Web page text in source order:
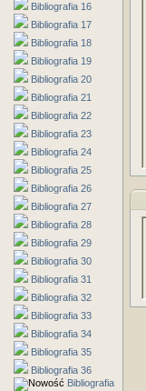
Bibliografia 16
Bibliografia 17
Bibliografia 18
Bibliografia 19
Bibliografia 20
Bibliografia 21
Bibliografia 22
Bibliografia 23
Bibliografia 24
Bibliografia 25
Bibliografia 26
Bibliografia 27
Bibliografia 28
Bibliografia 29
Bibliografia 30
Bibliografia 31
Bibliografia 32
Bibliografia 33
Bibliografia 34
Bibliografia 35
Bibliografia 36
Bibliografia